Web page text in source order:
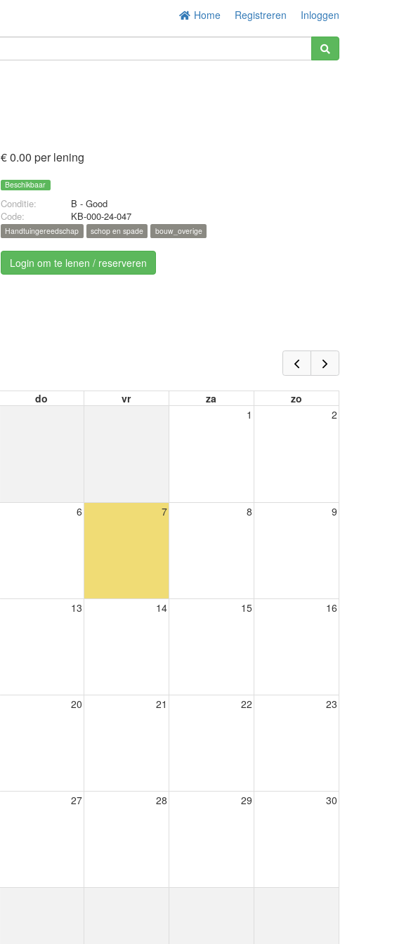
Home Registreren Inloggen
€ 0.00 per lening
Beschikbaar
Conditie:
B - Good
Code:
KB-000-24-047
Handtuingereedschap schop en spade bouw_overige
Login om te lenen / reserveren
do vr za
zo
1
2
6 7 8 9
13 14 15 16
20 21 22 23
27 28 29 30